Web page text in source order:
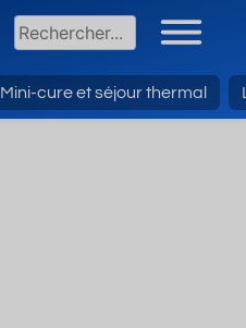
Mini-cure et séjour thermal